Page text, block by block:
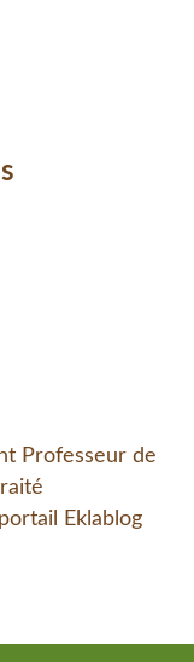
Professeur de
Eklablog